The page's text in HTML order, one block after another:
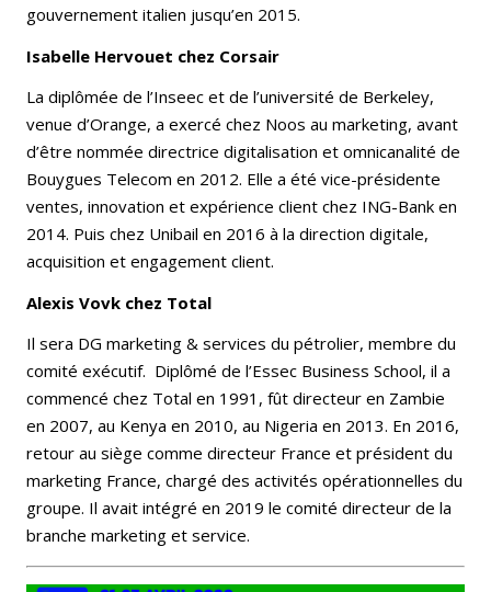
gouvernement italien jusqu’en 2015.
Isabelle Hervouet chez Corsair
La diplômée de l’Inseec et de l’université de Berkeley,
venue d’Orange, a exercé chez Noos au marketing, avant
d’être nommée directrice digitalisation et omnicanalité de
Bouygues Telecom en 2012. Elle a été vice-présidente
ventes, innovation et expérience client chez ING-Bank en
2014. Puis chez Unibail en 2016 à la direction digitale,
acquisition et engagement client.
Alexis Vovk chez Total
Il sera DG marketing & services du pétrolier, membre du
comité exécutif. Diplômé de l’Essec Business School, il a
commencé chez Total en 1991, fût directeur en Zambie
en 2007, au Kenya en 2010, au Nigeria en 2013. En 2016,
retour au siège comme directeur France et président du
marketing France, chargé des activités opérationnelles du
groupe. Il avait intégré en 2019 le comité directeur de la
branche marketing et service.